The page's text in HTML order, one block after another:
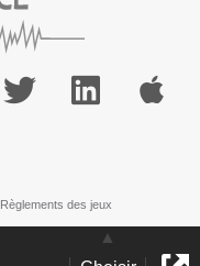
Règlements des jeux